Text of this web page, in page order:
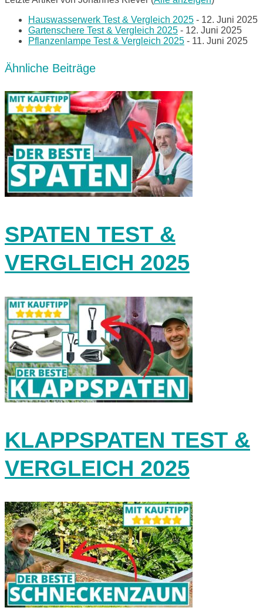
Hauswasserwerk Test & Vergleich 2025 - 12. Juni 2025
Gartenschere Test & Vergleich 2025 - 12. Juni 2025
Pflanzenlampe Test & Vergleich 2025 - 11. Juni 2025
Ähnliche Beiträge
SPATEN TEST &
VERGLEICH 2025
KLAPPSPATEN TEST &
VERGLEICH 2025